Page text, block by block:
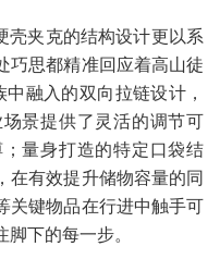
壳夹克的结构设计更以系
巧思都精准回应着高山徒
融入的双向拉链设计，
景提供了灵活的调节可
量身打造的特定口袋结
在有效提升储物容量的同
关键物品在行进中触手可
下的每一步。